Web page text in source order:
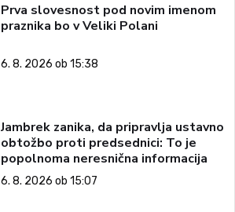
Prva slovesnost pod novim imenom
praznika bo v Veliki Polani
6. 8. 2026 ob 15:38
Jambrek zanika, da pripravlja ustavno
obtožbo proti predsednici: To je
popolnoma neresnična informacija
6. 8. 2026 ob 15:07